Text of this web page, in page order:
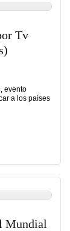
Tv
evento
a los países
Mundial